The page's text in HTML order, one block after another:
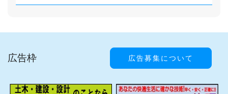
広告枠 広告募集について